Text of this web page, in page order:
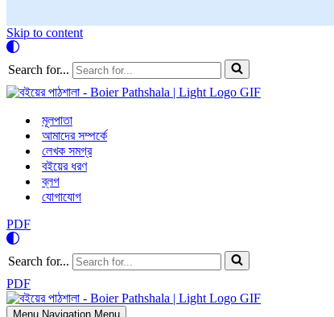
Skip to content
Search for...
মূলপাতা
আমাদের সম্পর্কে
লেখক সমগ্র
বইয়ের ধরণ
ব্লগ
যোগাযোগ
PDF
Search for...
PDF
Menu Navigation Menu